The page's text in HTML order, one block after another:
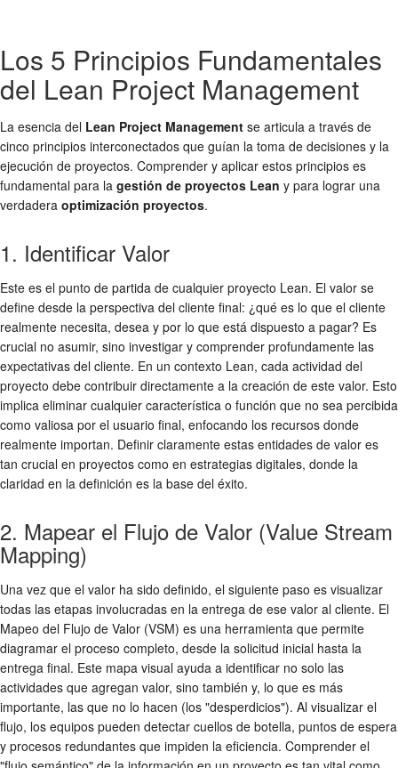
Los 5 Principios Fundamentales
del Lean Project Management
La esencia del Lean Project Management se articula a través de
cinco principios interconectados que guían la toma de decisiones y la
ejecución de proyectos. Comprender y aplicar estos principios es
fundamental para la gestión de proyectos Lean y para lograr una
verdadera optimización proyectos.
1. Identificar Valor
Este es el punto de partida de cualquier proyecto Lean. El valor se
define desde la perspectiva del cliente final: ¿qué es lo que el cliente
realmente necesita, desea y por lo que está dispuesto a pagar? Es
crucial no asumir, sino investigar y comprender profundamente las
expectativas del cliente. En un contexto Lean, cada actividad del
proyecto debe contribuir directamente a la creación de este valor. Esto
implica eliminar cualquier característica o función que no sea percibida
como valiosa por el usuario final, enfocando los recursos donde
realmente importan. Definir claramente estas entidades de valor es
tan crucial en proyectos como en estrategias digitales, donde la
claridad en la definición es la base del éxito.
2. Mapear el Flujo de Valor (Value Stream
Mapping)
Una vez que el valor ha sido definido, el siguiente paso es visualizar
todas las etapas involucradas en la entrega de ese valor al cliente. El
Mapeo del Flujo de Valor (VSM) es una herramienta que permite
diagramar el proceso completo, desde la solicitud inicial hasta la
entrega final. Este mapa visual ayuda a identificar no solo las
actividades que agregan valor, sino también y, lo que es más
importante, las que no lo hacen (los "desperdicios"). Al visualizar el
flujo, los equipos pueden detectar cuellos de botella, puntos de espera
y procesos redundantes que impiden la eficiencia. Comprender el